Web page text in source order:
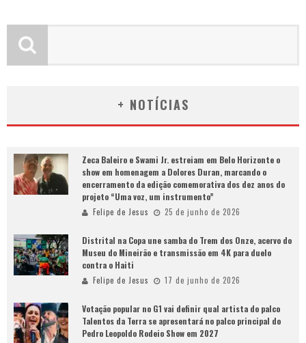
+ NOTÍCIAS
Zeca Baleiro e Swami Jr. estreiam em Belo Horizonte o
show em homenagem a Dolores Duran, marcando o
encerramento da edição comemorativa dos dez anos do
projeto “Uma voz, um instrumento”
Felipe de Jesus 25 de junho de 2026
Distrital na Copa une samba do Trem dos Onze, acervo do
Museu do Mineirão e transmissão em 4K para duelo
contra o Haiti
Felipe de Jesus 17 de junho de 2026
Votação popular no G1 vai definir qual artista do palco
Talentos da Terra se apresentará no palco principal do
Pedro Leopoldo Rodeio Show em 2027